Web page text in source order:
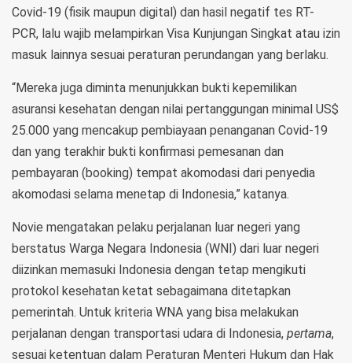
Covid-19 (fisik maupun digital) dan hasil negatif tes RT-
PCR, lalu wajib melampirkan Visa Kunjungan Singkat atau izin
masuk lainnya sesuai peraturan perundangan yang berlaku.
“Mereka juga diminta menunjukkan bukti kepemilikan
asuransi kesehatan dengan nilai pertanggungan minimal US$
25.000 yang mencakup pembiayaan penanganan Covid-19
dan yang terakhir bukti konfirmasi pemesanan dan
pembayaran (booking) tempat akomodasi dari penyedia
akomodasi selama menetap di Indonesia,” katanya.
Novie mengatakan pelaku perjalanan luar negeri yang
berstatus Warga Negara Indonesia (WNI) dari luar negeri
diizinkan memasuki Indonesia dengan tetap mengikuti
protokol kesehatan ketat sebagaimana ditetapkan
pemerintah. Untuk kriteria WNA yang bisa melakukan
perjalanan dengan transportasi udara di Indonesia, pertama,
sesuai ketentuan dalam Peraturan Menteri Hukum dan Hak